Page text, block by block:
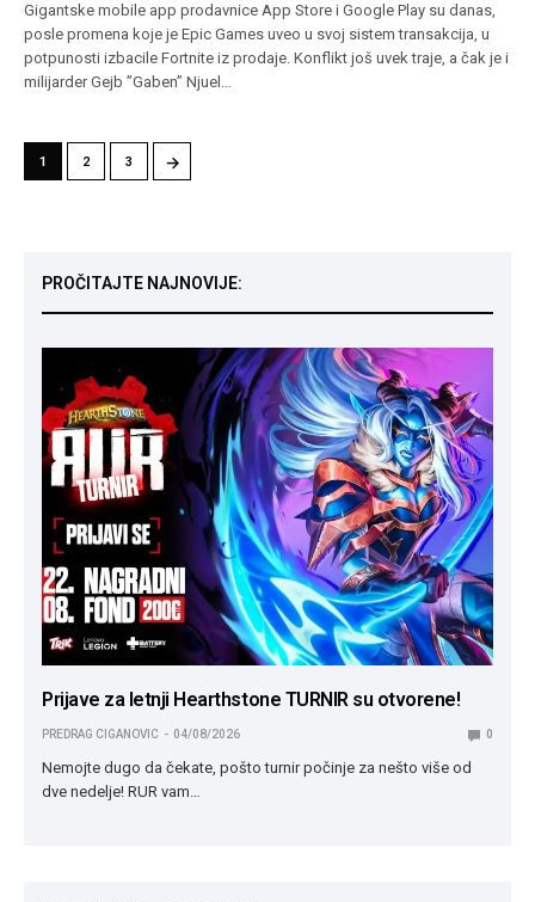
Gigantske mobile app prodavnice App Store i Google Play su danas,
posle promena koje je Epic Games uveo u svoj sistem transakcija, u
potpunosti izbacile Fortnite iz prodaje. Konflikt još uvek traje, a čak je i
milijarder Gejb ”Gaben” Njuel…
1 2 3 →
PROČITAJTE NAJNOVIJE:
Prijave za letnji Hearthstone TURNIR su otvorene!
PREDRAG CIGANOVIC 04/08/2026 0
Nemojte dugo da čekate, pošto turnir počinje za nešto više od
dve nedelje! RUR vam…